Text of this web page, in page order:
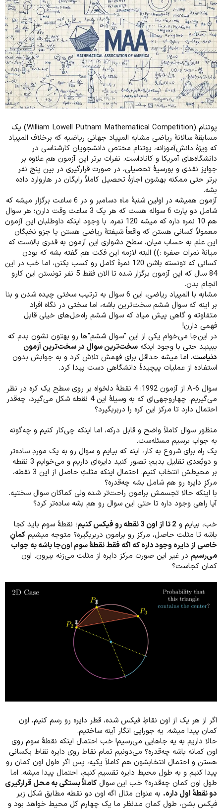
پوتنام (William Lowell Putnam Mathematical Competition) یک
مسابقۀ سالانۀ ریاضی مشابه المپیاد جهانی ریاضیه که برخلاف المپیاد
که ویژۀ دانش‌آموزانه، پوتنام مختص دانشجویان کارشناسی در
دانشگاه‌های آمریکا و کاناداست. نفرات برتر این آزمون هم علاوه بر
جوایز نقدی و بورسیۀ تحصیلی، در صورت قرارگیری در بین پنج نفر
برتر حتی ممکنه بهشون اجازۀ تحصیل کاملاً رایگان در هاروارد داده
بشه.
آزمون همیشه در اولین شنبۀ ماه دسامبر و در 6 ساعت برگزار میشه که
شامل دو پارت 6 سواله هست که هر یک 3 ساعت وقت دارن؛ هر سوال
هم 10 نمره داره که میشه 120 نمره. با وجود اینکه داوطلبان این آزمون
معمولاً کسانی هستن که واقعاً شیفتۀ ریاضی هستن یا جزو نخبگان
این علم به حساب میان، سطح دشواری این آزمون به قدری بالاست که
میانۀ نمرات صفره :‌)) البته لازمه این فکت هم گفته بشه که بودن
کسانی که تونسته باشن 120 نمرۀ کامل رو کسب بکنن، اما خب در این
84 سال که این آزمون برگزار شده تا الان فقط 5 نفر تونستن این کارو
انجام بدن.
مشابه با المپیاد ریاضی، این 6 سوال به ترتیب سختی چیده شدن و بنا
بر اینه که سوال ششم سخت‌ترین باشه، اما سختی در نگاه افراد
متفاوته و گاهی پیش میاد که سوال ششم راه‌حل‌های خیلی قابل
فهمی دارن!
در این‌جا می‌خوام یکی از این "سوال ششم"ها رو بهتون نشون بدم که
ببینید حتی با وجود اینکه سخت‌ترین سوال در سخت‌ترین آزمون
دنیاست، اما میشه حداقل برای فهمش تلاش کرد و به جوابش بدون
استفاده از عملیات پیچیدۀ دانشگاهی دست پیدا کرد.
سوال A-6 از آزمون 1992: 4 نقطۀ دلخواه بر روی سطح یک کره در نظر
می‌گیریم. چهاروجهی‌ای که به وسیلۀ این 4 نقطه شکل می‌گیرد، چه‌قدر
احتمال دارد تا مرکز این کره را دربربگیرد؟
منظور سوال کاملاً واضح و قابل درکه، اما اینکه چی‌کار کنیم و چه‌گونه
به جواب برسیم مسئله‌ست.
یک راه برای شروع به کار، اینه که بیایم و سوال رو به یک موردِ ساده‌تر
و دوبُعدی تقلیل بدیم: تصور کنید دایره‌ای داریم و می‌خوایم 3 نقطه
بر محیطش انتخاب کنیم. احتمال اینکه مثلثِ حاصل از این 3 نقطه،
مرکزِ دایره رو هم شامل بشه چه‌قدره؟
با اینکه حالا تجسمش برامون راحت‌تر شده ولی کماکان سوال سختیه.
آیا راهی وجود داره تا حتی این سوال رو هم بشه ساده‌تر کرد؟
خب، بیایم و 2 تا از اون 3 نقطه رو فیکس کنیم
؛ نقطۀ سوم باید کجا
باشه تا مثلث حاصل، مرکز رو برامون دربربگیره؟ متوجه میشیم کمانِ
خاصی از دایره وجود داره که اگه فقط نقطۀ سوم اون‌جا باشه به جواب
می‌رسیم در غیر این صورت مرکز دایره از مثلث می‌زنه بیرون. اون
کمان کجاست؟
اگر از هر یک از اون نقاطِ فیکس شده، قطر دایره رو رسم کنیم، اون
کمان پیدا میشه. یه جورایی انگار آینه ساختیم.
حالا داریم به یه جاهایی می‌رسیم! خب احتمال اینکه نقطۀ سوم روی
اون کمانه باشه چه‌قدره؟ می‌دونیم تمام نقاط روی دایره نقاط یکسانی
هستن و احتمال انتخابشون هم کاملاً یکیه، پس اگر طول اون کمان رو
پیدا کنیم و به طول محیط دایره تقسیم کنیم، احتمال پیدا میشه. اما
طول اون کمان چه‌قدره؟ خب این سوال کاملاً بستگی به محل قرارگیری
دو نقطۀ اول داره. به عنوان مثال اگه اون دو نقطه مطابق شکل زیر
فیکس بشن، طول کمان مدنظر ما یک چهارم کل محیط خواهد بود و